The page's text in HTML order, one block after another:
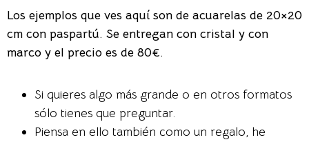
Los ejemplos que ves aquí son de acuarelas de 20×20
cm con paspartú. Se entregan con cristal y con
marco y el precio es de 80€.
Si quieres algo más grande o en otros formatos
sólo tienes que preguntar.
Piensa en ello también como un regalo, he